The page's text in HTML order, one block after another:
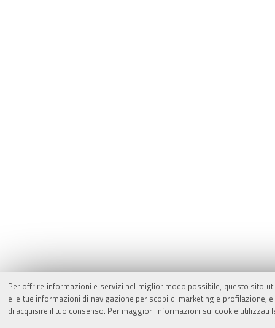
Per offrire informazioni e servizi nel miglior modo possibile, questo sito
e le tue informazioni di navigazione per scopi di marketing e
di acquisire il tuo consenso. Per maggiori informazioni sui cookie utilizzati